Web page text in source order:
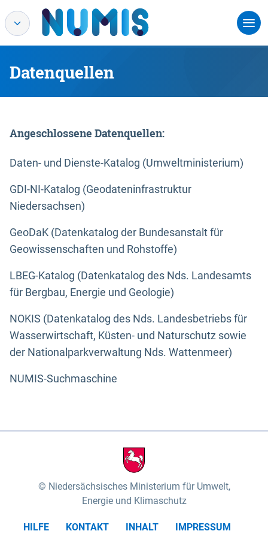
Datenquellen
Angeschlossene Datenquellen:
Daten- und Dienste-Katalog (Umweltministerium)
GDI-NI-Katalog (Geodateninfrastruktur
Niedersachsen)
GeoDaK (Datenkatalog der Bundesanstalt für
Geowissenschaften und Rohstoffe)
LBEG-Katalog (Datenkatalog des Nds. Landesamts
für Bergbau, Energie und Geologie)
NOKIS (Datenkatalog des Nds. Landesbetriebs für
Wasserwirtschaft, Küsten- und Naturschutz sowie
der Nationalparkverwaltung Nds. Wattenmeer)
NUMIS-Suchmaschine
Niedersächsisches Ministerium für Umwelt,
Energie und Klimaschutz
HILFE KONTAKT INHALT
IMPRESSUM